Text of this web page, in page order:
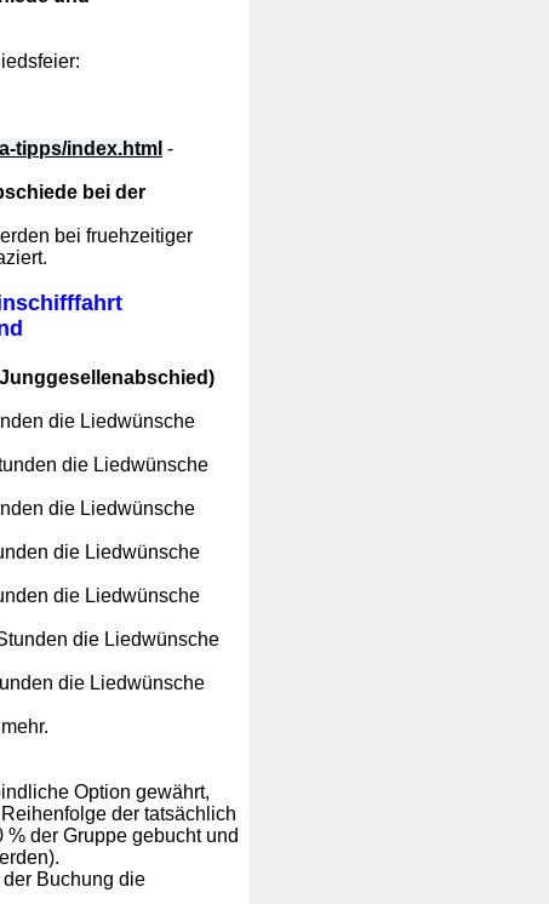
tipps/index.html -
bei der
bei fruehzeitiger
die Liedwünsche
die Liedwünsche
die Liedwünsche
die Liedwünsche
die Liedwünsche
die Liedwünsche
die Liedwünsche
Option gewährt,
der tatsächlich
der Gruppe gebucht und
Buchung die